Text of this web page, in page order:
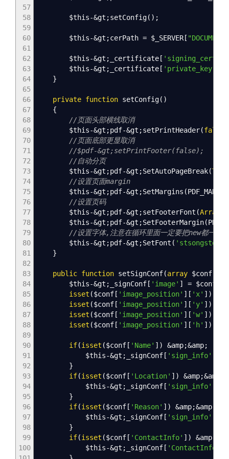
57
58
59
60
61
62
63
64
65
66
67
68
69
70
71
72
73
74
75
76
77
78
79
80
81
82
83
84
85
86
87
88
89
90
91
92
93
94
95
96
97
98
99
100
$this-&gt ;setConfig( ) ;
$this-&gt ;cerPath = $_SERVER[
$this-&gt ; _certificate [ 'signing_cert'
$this-&gt ; _certificate [ 'private_key'
}
private function setConfig( )
{
//页面头部横线取消
$this-&gt ;pdf-&gt ;setPrintHeader(false
//页面底部更显取消
//$pdf-&gt;setPrintFooter(false);
//自动分页
$this-&gt ;pdf-&gt ;SetAutoPageBreak(TRUE
//设置页面margin
$this-&gt ;pdf-&gt ;SetMargins (
//设置页码
$this-&gt ;pdf-&gt ;setFooterFont (Array
$this-&gt ;pdf-&gt ;SetFooterMargin(
//设置字体,注意在循环里面一定要把new都一起
$this-&gt ;pdf-&gt ;SetFont (
}
public function setSignConf(array $conf
$this-&gt ; _signConf [ 'image' ] = $conf
isset ($conf [ 'image_position' ] [ 'x' ] )
isset ($conf [ 'image_position' ] [ 'y' ] )
isset ($conf [ 'image_position' ] [ 'w' ] )
isset ($conf [ 'image_position' ] [ 'h' ] )
if(isset ($conf [ 'Name' ] ) &amp;&amp;
$this-&gt ; _signConf [ 'sign_info'
}
if(isset ($conf [ 'Location' ] ) &amp;&amp
$this-&gt ; _signConf [ 'sign_info'
}
if(isset ($conf [ 'Reason' ] ) &amp;&amp
$this-&gt ; _signConf [ 'sign_info'
}
if(isset ($conf [ 'ContactInfo' ] ) &amp
$this-&gt ; _signConf [ 'ContactInfo'